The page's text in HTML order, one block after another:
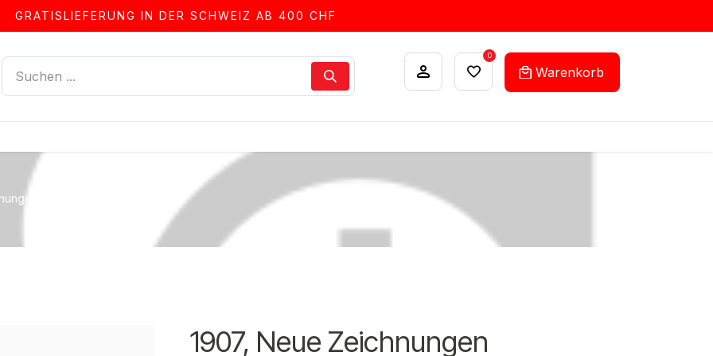
GRATISLIEFERUNG IN DER SCHWEIZ AB 400 CHF
0
Warenkorb
1907, Neue Zeichnungen